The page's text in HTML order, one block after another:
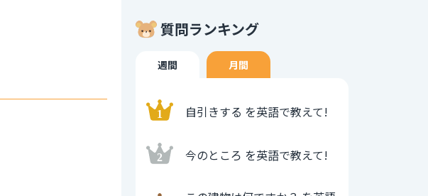
質問ランキング
週間 月間
自引きする を英語で教えて!
今のところ を英語で教えて!